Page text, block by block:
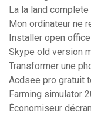
La la land
Mon ordinateur ne
Installer open
Skype old version
Transformer une
Acdsee pro gratuit
Farming simulator
Économiseur